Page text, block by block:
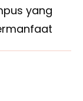
yang